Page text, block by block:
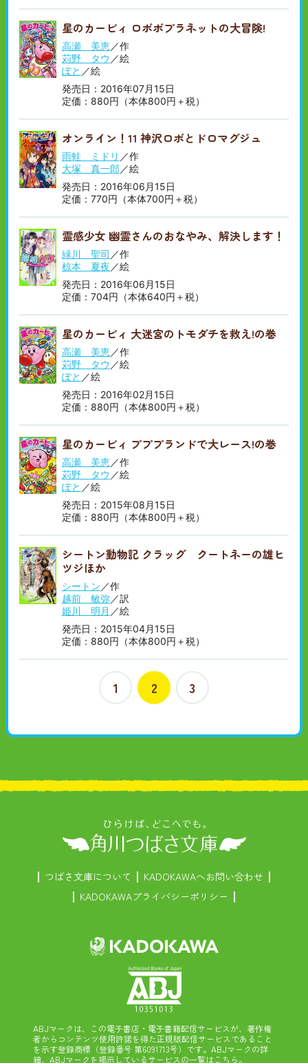
星のカービィ ロボボプラネットの大冒険!
高瀬 美恵／作
苅野 タウ ／絵
ぽと ／絵
発売日：2016年07月15日
定価：880円（本体800円＋税）
オンライン！11 神沢ロボとドロマグジュ
雨蛙 ミドリ ／作
大塚 真一郎 ／絵
発売日：2016年06月15日
定価：770円（本体700円＋税）
霊感少女 幽霊さんのおなやみ、解決します！
緑川 聖司 ／作
椋本 夏夜 ／絵
発売日：2016年06月15日
定価：704円（本体640円＋税）
星のカービィ 大迷宮のトモダチを救え!の巻
高瀬 美恵／作
苅野 タウ ／絵
ぽと ／絵
発売日：2016年02月15日
定価：880円（本体800円＋税）
星のカービィ プププランドで大レース!の巻
高瀬 美恵／作
苅野 タウ ／絵
ぽと ／絵
発売日：2015年08月15日
定価：880円（本体800円＋税）
シートン動物記 クラッグ クートネーの雄ヒ
ツジほか
シートン ／作
越前 敏弥／訳
姫川 明月 ／絵
発売日：2015年04月15日
定価：880円（本体800円＋税）
1 2 3
つばさ文庫について
KADOKAWAへお問い合わせ
KADOKAWAプライバシーポリシー
ABJマークは、この電子書店・電子書籍配信サービスが、著作権
者からコンテンツ使用許諾を得た正規版配信サービスであること
を示す登録商標（登録番号 第6091713号）です。ABJマークの詳
細、ABJマークを掲示しているサービスの一覧はこちら。